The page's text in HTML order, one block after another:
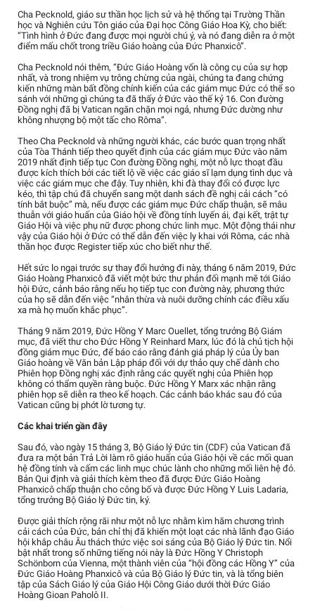
Cha Pecknold, giáo sư thần học lịch sử và hệ thống tại Trường Thần
học và Nghiên cứu Tôn giáo của Đại học Công Giáo Hoa Kỳ, cho biết:
“Tình hình ở Đức đang được mọi người chú ý, và nó đang diễn ra ở một
điểm mấu chốt trong triều Giáo hoàng của Đức Phanxicô”.
Cha Pecknold nói thêm, “Đức Giáo Hoàng vốn là công cụ của sự hợp
nhất, và trong nhiệm vụ trông chừng của ngài, chúng ta đang chứng
kiến những màn bất đồng chính kiến của các giám mục Đức có thể so
sánh với những gì chúng ta đã thấy ở Đức vào thế kỷ 16. Con đường
Đồng nghị đã bị Vatican ngăn chặn mọi ngả, nhưng Đức dường như
không nhượng bộ một tấc cho Rôma”.
Theo Cha Pecknold và những người khác, các bước quan trọng nhất
của Tòa Thánh tiếp theo quyết định của các giám mục Đức vào năm
2019 nhất định tiếp tục Con đường Đồng nghị, một nỗ lực thoạt đầu
được kích thích bởi các tiết lộ về việc các giáo sĩ lạm dụng tình dục và
việc các giám mục che đậy. Tuy nhiên, khi đà thay đổi có được lực
kéo, thì tập chú đã chuyển sang một danh sách đề nghị cải cách “có
tính bắt buộc” mà, nếu được các giám mục Đức chấp thuận, sẽ mâu
thuẫn với giáo huấn của Giáo hội về đồng tính luyến ái, đại kết, trật tự
Giáo Hội và việc phụ nữ được phong chức linh mục. Một động thái như
vậy của Giáo hội ở Đức có thể dẫn đến việc ly khai với Rôma, các nhà
thần học được Register tiếp xúc cho biết như thế.
Hết sức lo ngại trước sự thay đổi hướng đi này, tháng 6 năm 2019, Đức
Giáo Hoàng Phanxicô đã viết một bức thư phản đối mạnh mẽ tới Giáo
hội Đức, cảnh báo rằng nếu họ tiếp tục con đường này, phương thức
của họ sẽ dẫn đến việc “nhân thừa và nuôi dưỡng chính các điều xấu
xa mà họ muốn khắc phục”.
Tháng 9 năm 2019, Đức Hồng Y Marc Ouellet, tổng trưởng Bộ Giám
mục, đã viết thư cho Đức Hồng Y Reinhard Marx, lúc đó là chủ tịch hội
đồng giám mục Đức, để báo cáo rằng đánh giá pháp lý của Ủy ban
Giáo hoàng về Văn bản Lập pháp đối với dự thảo quy chế dành cho
Phiên họp Đồng nghị xác định rằng các quyết nghị của Phiên họp
không có thẩm quyền ràng buộc. Đức Hồng Y Marx xác nhận rằng
phiên họp sẽ diễn ra theo kế hoạch. Các cảnh báo khác sau đó của
Vatican cũng bị phớt lờ tương tự.
Các khai triển gần đây
Sau đó, vào ngày 15 tháng 3, Bộ Giáo lý Đức tin (CDF) của Vatican đã
đưa ra một bản Trả Lời làm rõ giáo huấn của Giáo hội về các mối quan
hệ đồng tính và cấm các linh mục chúc lành cho những mối liên hệ đó.
Bản Qui định và giải thích kèm theo đã được Đức Giáo Hoàng
Phanxicô chấp thuận cho công bố và được Đức Hồng Y Luis Ladaria,
tổng trưởng Bộ Giáo lý Đức tin, ký.
Được giải thích rộng rãi như một nỗ lực nhằm kìm hãm chương trình
cải cách của Đức, bản chỉ thị đã khiến một loạt các nhà lãnh đạo Giáo
hội khắp châu Âu thách thức việc soi sáng của Bộ Giáo lý Đức tin. Nổi
bật nhất trong số những tiếng nói này là Đức Hồng Y Christoph
Schönborn của Vienna, một thành viên của “hội đồng các Hồng Y” của
Đức Giáo Hoàng Phanxicô và của Bộ Giáo lý Đức tin, và là tổng biên
tập của Sách Giáo lý của Giáo Hội Công Giáo dưới thời Đức Giáo
Hoàng Gioan Paholô II.